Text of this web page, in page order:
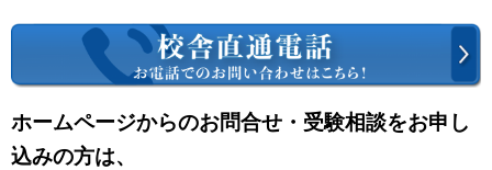
ホームページからのお問合せ・受験相談をお申し
込みの方は、